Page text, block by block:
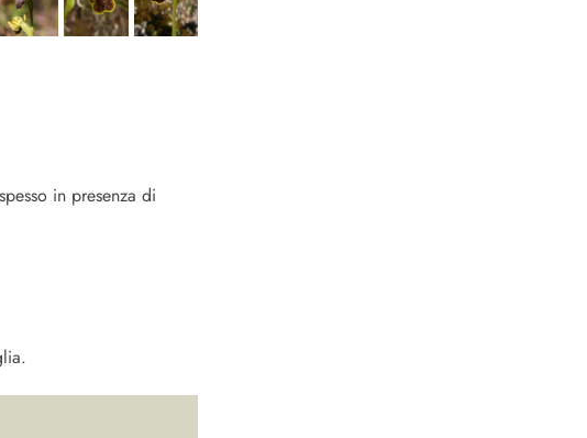
in presenza di